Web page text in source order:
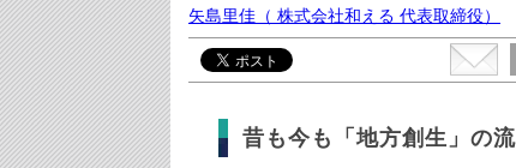
矢島里佳 （ 株式会社和える 代表取締役）
昔も今も「地方創生」の